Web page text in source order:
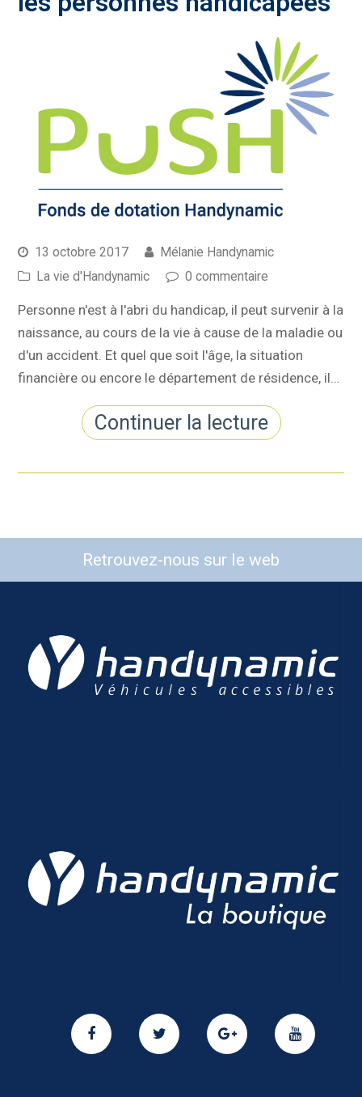
13 octobre 2017
Mélanie Handynamic
La vie d'Handynamic
0 commentaire
Personne n'est à l'abri du handicap, il peut survenir à la
naissance, au cours de la vie à cause de la maladie ou
d'un accident. Et quel que soit l'âge, la situation
financière ou encore le département de résidence, il…
Continuer la lecture
Retrouvez-nous sur le web